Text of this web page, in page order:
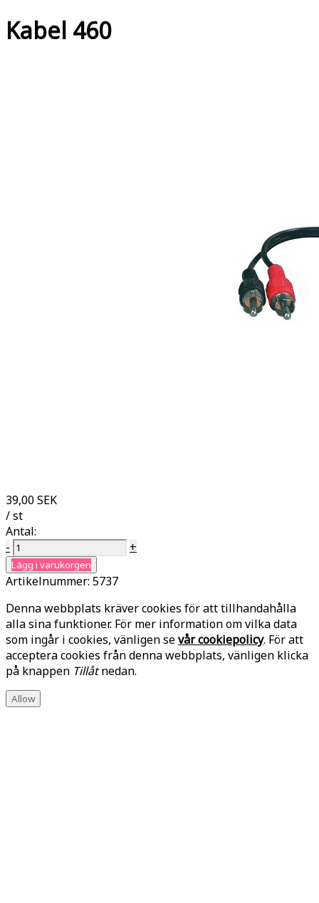
Kabel 460
39,00 SEK
/ st
Antal:
-
+
Lägg i varukorgen
Artikelnummer: 5737
Denna webbplats kräver cookies för att tillhandahålla
alla sina funktioner. För mer information om vilka data
som ingår i cookies, vänligen sevår cookiepolicy. För att
acceptera cookies från denna webbplats, vänligen klicka
på knappen Tillåtnedan.
Allow